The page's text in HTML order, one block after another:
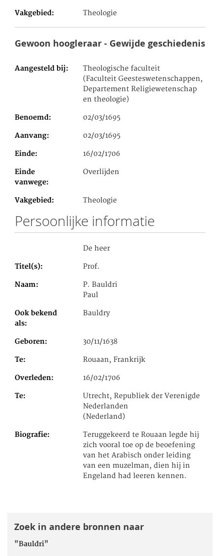
Vakgebied Theologie
Gewoon hoogleraar - Gewijde geschiedenis
Aangesteld bij
Theologische faculteit
(Faculteit Geesteswetenschappen,
Departement Religiewetenschap
en theologie)
Benoemd 02/03/1695
Aanvang 02/03/1695
Einde 16/02/1706
Einde
vanwege
Overlijden
Vakgebied Theologie
Persoonlijke informatie
De heer
Titel(s) Prof.
Naam
P. Bauldri
Paul
Ook bekend
als
Bauldry
Geboren 30/11/1638
Te Rouaan, Frankrijk
Overleden 16/02/1706
Te
Utrecht, Republiek der Verenigde
Nederlanden
(Nederland)
Biografie
Teruggekeerd te Rouaan legde hij
zich vooral toe op de beoefening
van het Arabisch onder leiding
van een muzelman, dien hij in
Engeland had leeren kennen.
Zoek in andere bronnen naar
"Bauldri"